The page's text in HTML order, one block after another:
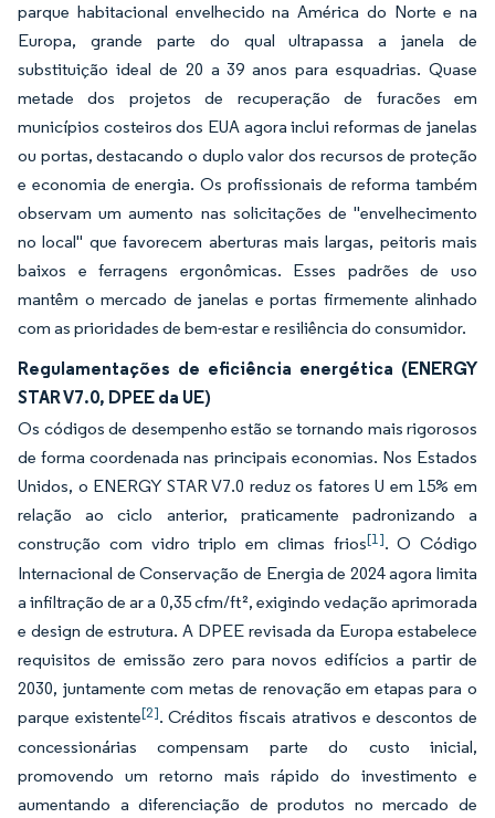
parque habitacional envelhecido na América do Norte e na
Europa, grande parte do qual ultrapassa a janela de
substituição ideal de 20 a 39 anos para esquadrias. Quase
metade dos projetos de recuperação de furacões em
municípios costeiros dos EUA agora inclui reformas de janelas
ou portas, destacando o duplo valor dos recursos de proteção
e economia de energia. Os profissionais de reforma também
observam um aumento nas solicitações de "envelhecimento
no local" que favorecem aberturas mais largas, peitoris mais
baixos e ferragens ergonômicas. Esses padrões de uso
mantêm o mercado de janelas e portas firmemente alinhado
com as prioridades de bem-estar e resiliência do consumidor.
Regulamentações de eficiência energética (ENERGY
STAR V7.0, DPEE da UE)
Os códigos de desempenho estão se tornando mais rigorosos
de forma coordenada nas principais economias. Nos Estados
Unidos, o ENERGY STAR V7.0 reduz os fatores U em 15% em
relação ao ciclo anterior, praticamente padronizando a
construção com vidro triplo em climas frios[1]. O Código
Internacional de Conservação de Energia de 2024 agora limita
a infiltração de ar a 0,35 cfm/ft², exigindo vedação aprimorada
e design de estrutura. A DPEE revisada da Europa estabelece
requisitos de emissão zero para novos edifícios a partir de
2030, juntamente com metas de renovação em etapas para o
parque existente[2]. Créditos fiscais atrativos e descontos de
concessionárias compensam parte do custo inicial,
promovendo um retorno mais rápido do investimento e
aumentando a diferenciação de produtos no mercado de